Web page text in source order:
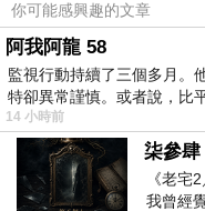
係，我跟Richard
顧，再加上
太多天陪我們出
顧貓咪們跟認真上
你可能感興趣的文章
阿我阿龍 58
監視行動持續了三個多月。
特卻異常謹慎。或者說，比
14 小時前
柒參
《老宅
我曾經